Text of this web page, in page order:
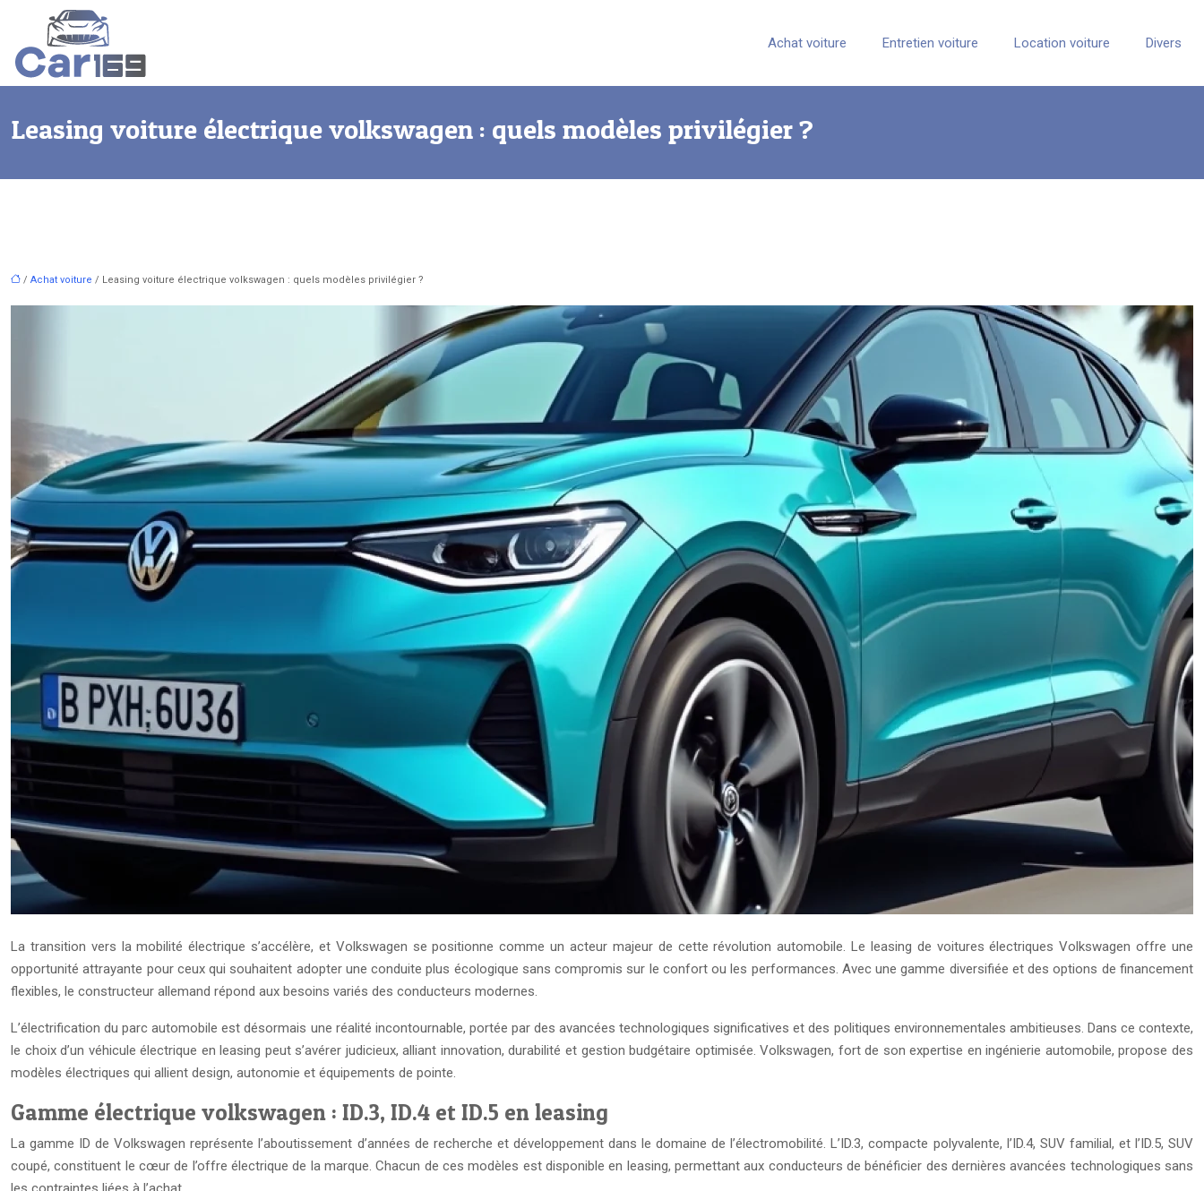
Achat voiture Entretien voiture Location voiture Divers
Leasing voiture électrique volkswagen : quels modèles privilégier ?
/ Achat voiture / Leasing voiture électrique volkswagen : quels modèles privilégier ?
La transition vers la mobilité électrique s’accélère, et Volkswagen se positionne comme un acteur majeur de cette révolution automobile. Le leasing de voitures électriques Volkswagen offre une
opportunité attrayante pour ceux qui souhaitent adopter une conduite plus écologique sans compromis sur le confort ou les performances. Avec une gamme diversifiée et des options de financement
flexibles, le constructeur allemand répond aux besoins variés des conducteurs modernes.
L’électrification du parc automobile est désormais une réalité incontournable, portée par des avancées technologiques significatives et des politiques environnementales ambitieuses. Dans ce contexte,
le choix d’un véhicule électrique en leasing peut s’avérer judicieux, alliant innovation, durabilité et gestion budgétaire optimisée. Volkswagen, fort de son expertise en ingénierie automobile, propose des
modèles électriques qui allient design, autonomie et équipements de pointe.
Gamme électrique volkswagen : ID.3, ID.4 et ID.5 en leasing
La gamme ID de Volkswagen représente l’aboutissement d’années de recherche et développement dans le domaine de l’électromobilité. L’ID.3, compacte polyvalente, l’ID.4, SUV familial, et l’ID.5, SUV
coupé, constituent le cœur de l’offre électrique de la marque. Chacun de ces modèles est disponible en leasing, permettant aux conducteurs de bénéficier des dernières avancées technologiques sans